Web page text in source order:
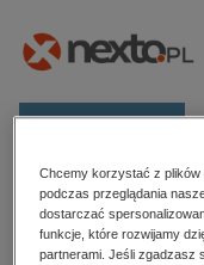
Kategorie
Zobacz wszystkie E-
Strona główna
Chcemy korzystać z plików
podczas przeglądania
dostarczać
funkcje, które rozwijamy
partnerami. Jeśli zgadzasz